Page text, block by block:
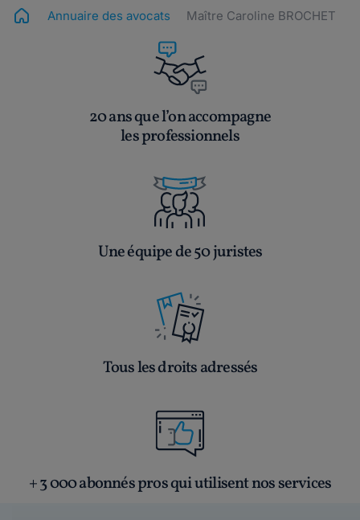
Annuaire des avocats Maître Caroline BROCHET
20 ans que l’on accompagne
les professionnels
Une équipe de 50 juristes
Tous les droits adressés
+ 3 000 abonnés pros qui utilisent nos services